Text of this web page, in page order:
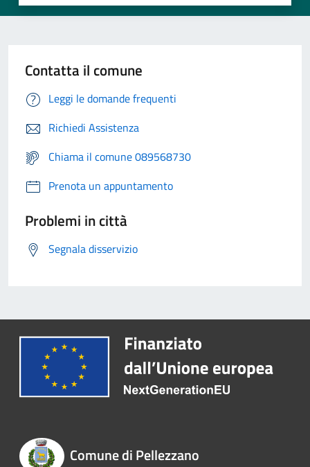
Contatta il comune
Leggi le domande frequenti
Richiedi Assistenza
Chiama il comune 089568730
Prenota un appuntamento
Problemi in città
Segnala disservizio
Comune di Pellezzano